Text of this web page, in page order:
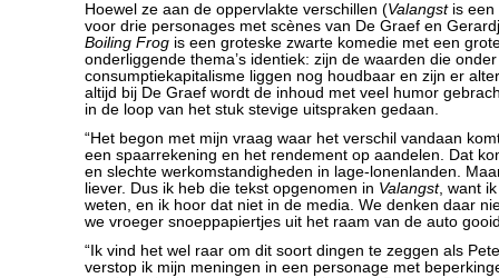
Hoewel ze aan de oppervlakte verschillen (Valangstis een
voor drie personages met scènes van De Graef en
Boiling Frog is een groteske zwarte komedie met een
onderliggende thema’s identiek: zijn de waarden die
consumptiekapitalisme liggen nog houdbaar en zijn er
altijd bij De Graef wordt de inhoud met veel humor
in de loop van het stuk stevige uitspraken gedaan.
“Het begon met mijn vraag waar het verschil vandaan
een spaarrekening en het rendement op aandelen. Dat
en slechte werkomstandigheden in lage-lonenlanden.
liever. Dus ik heb die tekst opgenomen in Valangst, want
weten, en ik hoor dat niet in de media. We denken daar
we vroeger snoeppapiertjes uit het raam van de auto
“Ik vind het wel raar om dit soort dingen te zeggen als
verstop ik mijn meningen in een personage met